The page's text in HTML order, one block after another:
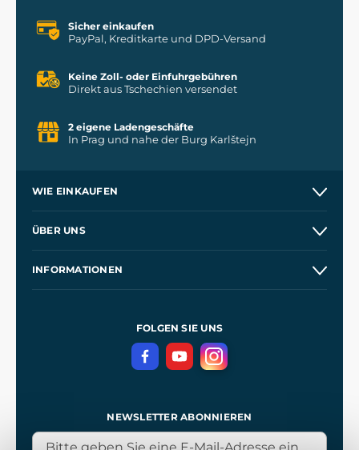
Sicher einkaufen
PayPal, Kreditkarte und DPD-Versand
Keine Zoll- oder Einfuhrgebühren
Direkt aus Tschechien versendet
2 eigene Ladengeschäfte
In Prag und nahe der Burg Karlštejn
WIE EINKAUFEN
Kontakt
ÜBER UNS
INFORMATIONEN
DatenschutzerklärungFOLGEN SIE UNS
NEWSLETTER ABONNIEREN